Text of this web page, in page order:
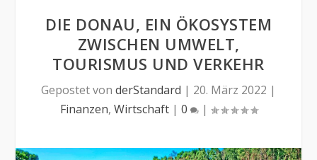
DIE DONAU, EIN ÖKOSYSTEM
ZWISCHEN UMWELT,
TOURISMUS UND VERKEHR
Gepostet von derStandard | 20. März 2022 |
Finanzen, Wirtschaft| 0 |